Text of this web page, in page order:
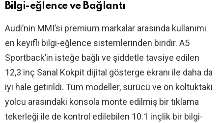
Bilgi-eğlence ve Bağlantı
Audi’nin MMI’si premium markalar arasında kullanımı
en keyifli bilgi-eğlence sistemlerinden biridir. A5
Sportback’in isteğe bağlı ve şiddetle tavsiye edilen
12,3 inç Sanal Kokpit dijital gösterge ekranı ile daha da
iyi hale getirildi. Tüm modeller, sürücü ve ön koltuktaki
yolcu arasındaki konsola monte edilmiş bir tıklama
tekerleği ile de kontrol edilebilen 10.1 inçlik bir bilgi-